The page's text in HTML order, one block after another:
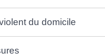
du domicile